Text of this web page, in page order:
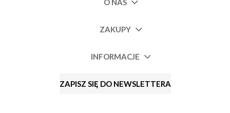
O NAS
ZAKUPY
INFORMACJE
ZAPISZ SIĘ DO NEWSLETTERA